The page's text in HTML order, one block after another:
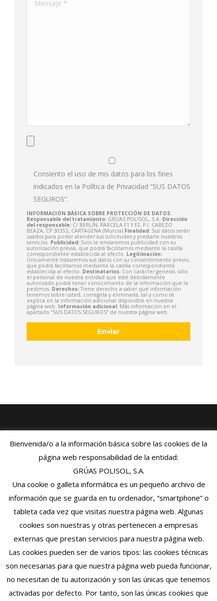
Consiento el uso de mis datos para los fines
indicados en la Política de Privacidad “SUS DATOS
SEGUROS”.
INFORMACIÓN BÁSICA SOBRE PROTECCIÓN DE DATOS
Responsable del tratamiento: GRÚAS POLISOL, S.A. Dirección
del responsable: C/ BERLÍN, PARCELA F1 Y F2, P.I. CABEZO
BEAZA, CP 30353, CARTAGENA (Murcia) Finalidad: Sus datos serán
usados para poder atender sus solicitudes y prestarle nuestros
servicios. Publicidad: Solo le enviaremos publicidad con su
autorización previa, que podrá facilitarnos mediante la casilla
correspondiente establecida al efecto. Legitimación:
Únicamente trataremos sus datos con su consentimiento previo,
que podrá facilitarnos mediante la casilla correspondiente
establecida al efecto. Destinatarios: Con carácter general, sólo
el personal de nuestra entidad que esté debidamente
autorizado podrá tener conocimiento de la información que le
pedimos. Derechos:Tiene derecho a saber qué información
tenemos sobre usted, corregirla y eliminarla, tal y como se
explica en la información adicional disponible en nuestra
página web. Información adicional: Más información en el
apartado “SUS DATOS SEGUROS” de nuestra página web.
Menú
Servicios
Contacto
Teléfonos:
+34 968 508 228
+34 968 506 475
+34 968 506 412
Bienvenida/o a la información básica sobre las cookies de la
página web responsabilidad de la entidad:
GRÚAS POLISOL, S.A.
Una cookie o galleta informática es un pequeño archivo de
información que se guarda en tu ordenador, “smartphone” o
tableta cada vez que visitas nuestra página web. Algunas
cookies son nuestras y otras pertenecen a empresas
externas que prestan servicios para nuestra página web.
Las cookies pueden ser de varios tipos: las cookies técnicas
son necesarias para que nuestra página web pueda funcionar,
no necesitan de tu autorización y son las únicas que tenemos
activadas por defecto. Por tanto, son las únicas cookies que